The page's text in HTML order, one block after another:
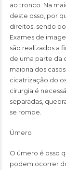
ao tronco. Na
deste osso, por
direitos, sendo
Exames de
são realizados a
de uma parte da
maioria dos
cicatrização do
cirurgia é
separadas,
se rompe.
Úmero
O úmero é osso
podem ocorrer